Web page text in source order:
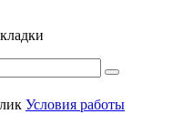
Условия работы